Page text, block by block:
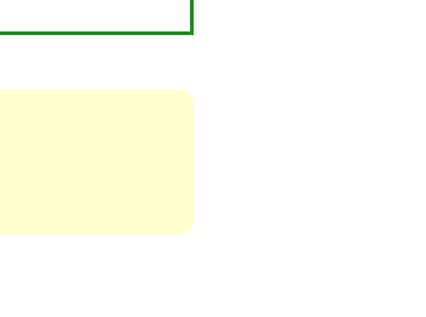
バイ対策・送迎など、 快
稼げるだけでなく、高待